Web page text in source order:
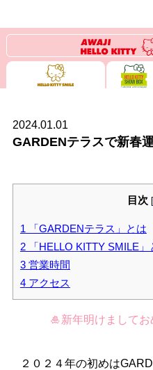
2024.01.01
GARDENテラスで新春
目次
1 「GARDENテラス」とは
2「HELLO KITTY SMILE」
3営業時間
4アクセス
🎍新年明けまして
２０２４年の初めは